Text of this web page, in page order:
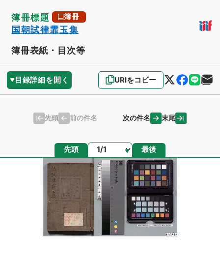
簿冊標題 簿冊
国朝試律霏玉集
簿冊表紙・目次等
目録詳細を開く URIをコピー
先頭 前の件名 次の件名 末尾
先頭 ページ 最後